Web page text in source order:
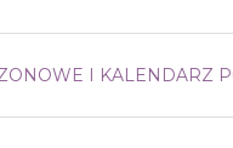
I KALENDARZ